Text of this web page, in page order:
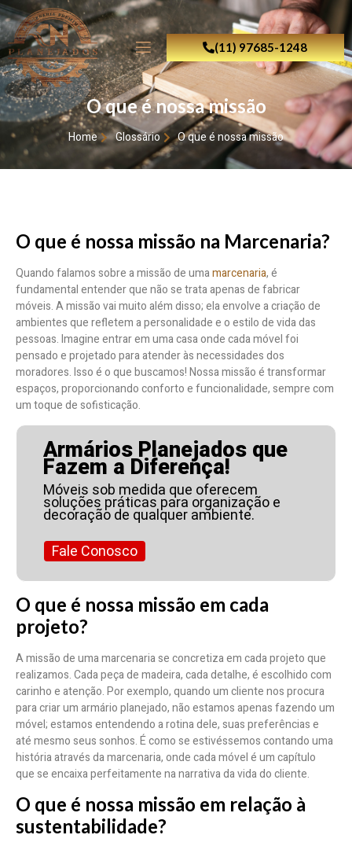
(11) 97685-1248
O que é nossa missão
Home Glossário O que é nossa missão
O que é nossa missão na Marcenaria?
Quando falamos sobre a missão de umamarcenaria, é
fundamental entender que não se trata apenas de fabricar
móveis. A missão vai muito além disso; ela envolve a criação de
ambientes que refletem a personalidade e o estilo de vida das
pessoas. Imagine entrar em uma casa onde cada móvel foi
pensado e projetado para atender às necessidades dos
moradores. Isso é o que buscamos! Nossa missão é transformar
espaços, proporcionando conforto e funcionalidade, sempre com
um toque de sofisticação.
Armários Planejados que
Fazem a Diferença!
Móveis sob medida que oferecem
soluções práticas para organização e
decoração de qualquer ambiente.
Fale Conosco
O que é nossa missão em cada
projeto?
A missão de uma marcenaria se concretiza em cada projeto que
realizamos. Cada peça de madeira, cada detalhe, é escolhido com
carinho e atenção. Por exemplo, quando um cliente nos procura
para criar um armário planejado, não estamos apenas fazendo um
móvel; estamos entendendo a rotina dele, suas preferências e
até mesmo seus sonhos. É como se estivéssemos contando uma
história através da marcenaria, onde cada móvel é um capítulo
que se encaixa perfeitamente na narrativa da vida do cliente.
O que é nossa missão em relação à
sustentabilidade?